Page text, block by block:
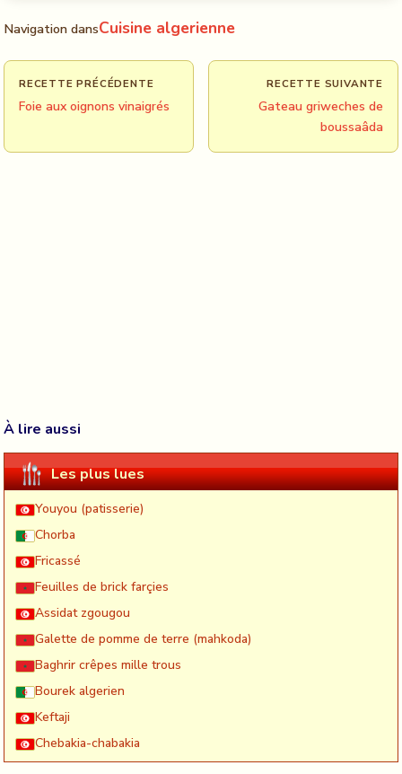
Navigation dansCuisine algerienne
RECETTE PRÉCÉDENTE
Foie aux oignons vinaigrés
RECETTE SUIVANTE
Gateau griweches de
boussaâda
À lire aussi
Les plus lues
Youyou (patisserie)
Chorba
Fricassé
Feuilles de brick farçies
Assidat zgougou
Galette de pomme de terre (mahkoda)
Baghrir crêpes mille trous
Bourek algerien
Keftaji
Chebakia-chabakia